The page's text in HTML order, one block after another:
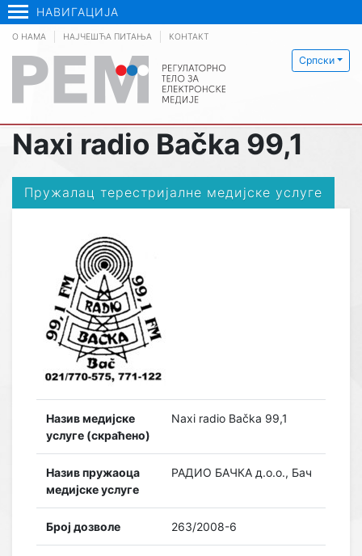
НАВИГАЦИЈА
Српски
О НАМА НАЈЧЕШЋА ПИТАЊА КОНТАКТ
Naxi radio Bačka 99,1
Пружалац терестријалне медијске услуге
Назив медијске
услуге (скраћено)
Naxi radio Bačka 99,1
Назив пружаоца
медијске услуге
РАДИО БАЧКА д.о.о., Бач
Број дозволе 263/2008-6